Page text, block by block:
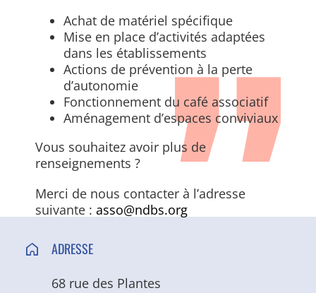
Achat de matériel spécifique
Mise en place d’activités adaptées
dans les établissements
Actions de prévention à la perte
d’autonomie
Fonctionnement du café associatif
Aménagement d’espaces conviviaux
Vous souhaitez avoir plus de
renseignements ?
Merci de nous contacter à l’adresse
suivante :asso@ndbs.org
ADRESSE
68 rue des Plantes